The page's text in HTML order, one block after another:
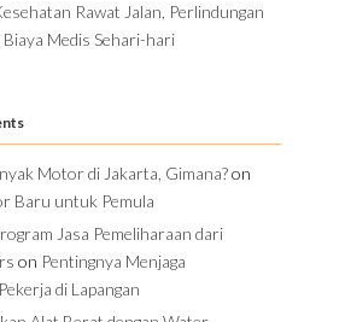
Rawat Jalan, Perlindungan
Medis Sehari-hari
Motor di Jakarta, Gimana?on
Baru untuk Pemula
Jasa Pemeliharaan dari
on Pentingnya Menjaga
di Lapangan